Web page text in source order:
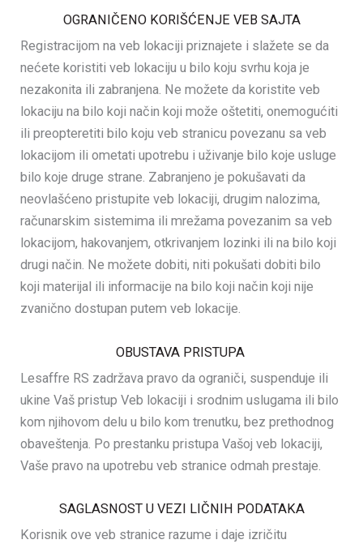
OGRANIČENO KORIŠĆENJE VEB SAJTA
Registracijom na veb lokaciji priznajete i slažete se da
nećete koristiti veb lokaciju u bilo koju svrhu koja je
nezakonita ili zabranjena. Ne možete da koristite veb
lokaciju na bilo koji način koji može oštetiti, onemogućiti
ili preopteretiti bilo koju veb stranicu povezanu sa veb
lokacijom ili ometati upotrebu i uživanje bilo koje usluge
bilo koje druge strane. Zabranjeno je pokušavati da
neovlašćeno pristupite veb lokaciji, drugim nalozima,
računarskim sistemima ili mrežama povezanim sa veb
lokacijom, hakovanjem, otkrivanjem lozinki ili na bilo koji
drugi način. Ne možete dobiti, niti pokušati dobiti bilo
koji materijal ili informacije na bilo koji način koji nije
zvanično dostupan putem veb lokacije.
OBUSTAVA PRISTUPA
Lesaffre RS zadržava pravo da ograniči, suspenduje ili
ukine Vaš pristup Veb lokaciji i srodnim uslugama ili bilo
kom njihovom delu u bilo kom trenutku, bez prethodnog
obaveštenja. Po prestanku pristupa Vašoj veb lokaciji,
Vaše pravo na upotrebu veb stranice odmah prestaje.
SAGLASNOST U VEZI LIČNIH PODATAKA
Korisnik ove veb stranice razume i daje izričitu